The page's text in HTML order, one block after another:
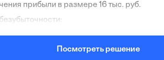
прибыли в размере 16 тыс. руб.
(ТБ) определяется по формуле:
/ (Цена продажи - Переменные затраты)
Посмотреть решение